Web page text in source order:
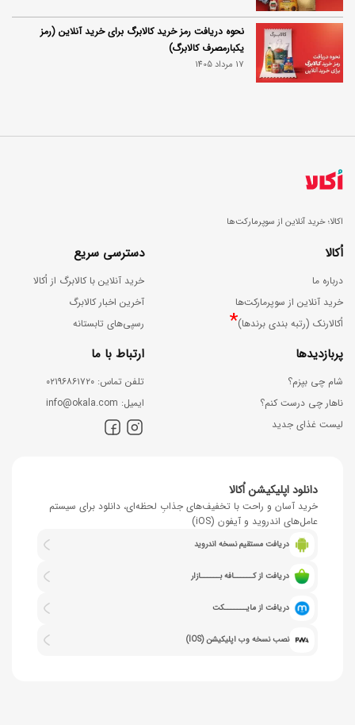
نحوه دریافت رمز خرید کالابرگ برای خرید آنلاین (رمز
یکبارمصرف کالابرگ)
17 مرداد 1405
اکالا؛ خرید آنلاین از سوپرمارکت‌ها
اُکالا
درباره ما
خرید آنلاین از سوپرمارکت‌ها
اُکالارنک (رتبه بندی برندها)*
دسترسی سریع
خرید آنلاین با کالابرگ از اُکالا
آخرین اخبار کالابرگ
رسپی‌های تابستانه
پربازدیدها
شام چی بپزم؟
ناهار چی درست کنم؟
لیست غذای جدید
ارتباط با ما
ﺗﻠﻔﻦ ﺗﻤﺎس: ۰۲۱۹۶۸۶۱۷۲۰
اﯾﻤﯿﻞ: info@okala.com
دانلود اپلیکیشن اُکالا
خرید آسان و راحت با تخفیف‌های جذابِ لحظه‌ای، دانلود برای سیستم
عامل‌های اندروید و آیفون (iOS)
دریافت مستقیم نسخه اندروید
دریافت از کــــــافه بــــــازار
دریافت از مایـــــــکت
نصب نسخه وب اپلیکیشن (IOS)